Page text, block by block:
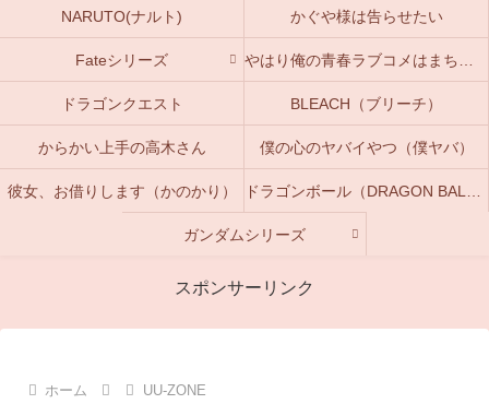
NARUTO(ナルト) かぐや様は告らせたい
Fateシリーズ
ドラゴンクエスト BLEACH（ブリーチ）
からかい上手の高木さん 僕の心のヤバイやつ（僕ヤバ）
彼女、お借りします（かのかり）
ガンダムシリーズ
スポンサーリンク
ホーム UU-ZONE